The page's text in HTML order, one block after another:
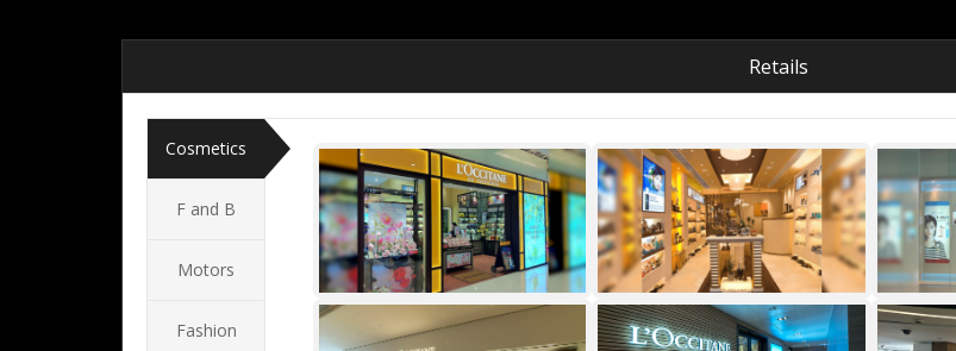
Retails
Cosmetics
F and B
Motors
Fashion
L Occitane H2o+